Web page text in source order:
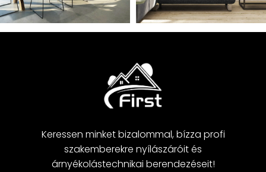
Keressen minket bizalommal, bízza profi
szakemberekre nyílászáróit és
árnyékolástechnikai berendezéseit!